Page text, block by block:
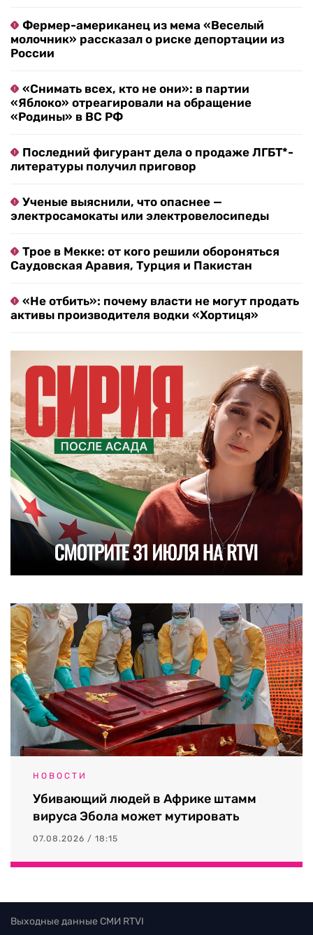
Фермер-американец из мема «Веселый
молочник» рассказал о риске депортации из
России
«Снимать всех, кто не они»: в партии
«Яблоко» отреагировали на обращение
«Родины» в ВС РФ
Последний фигурант дела о продаже ЛГБТ*-
литературы получил приговор
Ученые выяснили, что опаснее —
электросамокаты или электровелосипеды
Трое в Мекке: от кого решили обороняться
Саудовская Аравия, Турция и Пакистан
«Не отбить»: почему власти не могут продать
активы производителя водки «Хортиця»
НОВОСТИ
Убивающий людей в Африке штамм
вируса Эбола может мутировать
07.08.2026 / 18:15
Выходные данные СМИ RTVI